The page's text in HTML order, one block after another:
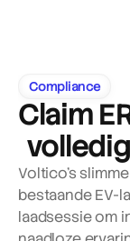
Compliance
Claim
Voltico’s
bestaande EV-
laadsessie om